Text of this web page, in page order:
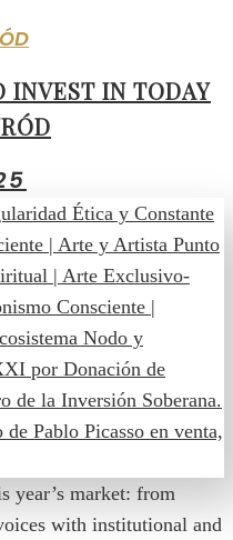
INVEST IN TODAY
year’s market: from
with institutional and